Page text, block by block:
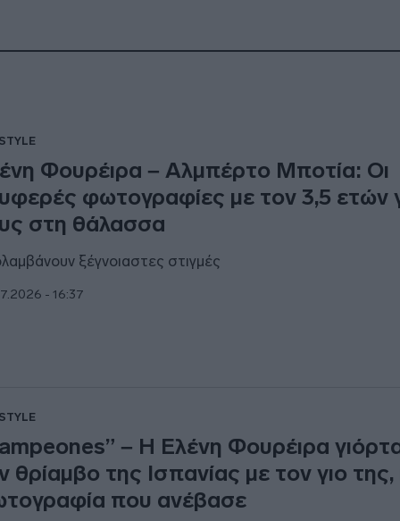
Φουρέιρα – Αλμπέρτο Μποτία: Οι
φωτογραφίες με τον 3,5 ετών
στη θάλασσα
ξέγνοιαστες στιγμές
- 16:37
– Η Ελένη Φουρέιρα
θρίαμβο της Ισπανίας με τον γιο της,
που ανέβασε